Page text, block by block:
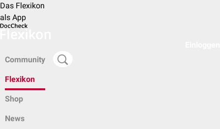
Das Flexikon
als App
Community
Flexikon
Shop
News